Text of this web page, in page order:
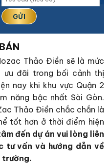
Thảo Điền sẽ là mức
ưu đãi trong bối cảnh thị
nay khi khu vực Quận 2
năng bậc nhất Sài Gòn.
Thảo Điền chắc chắn là
tốt hơn ở thời điểm hiện
đến dự án vui lòng liên
tư vấn và hướng dẫn về
trường.